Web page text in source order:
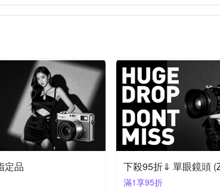
定品 下殺95折⇓ 單眼鏡頭
滿1享95折